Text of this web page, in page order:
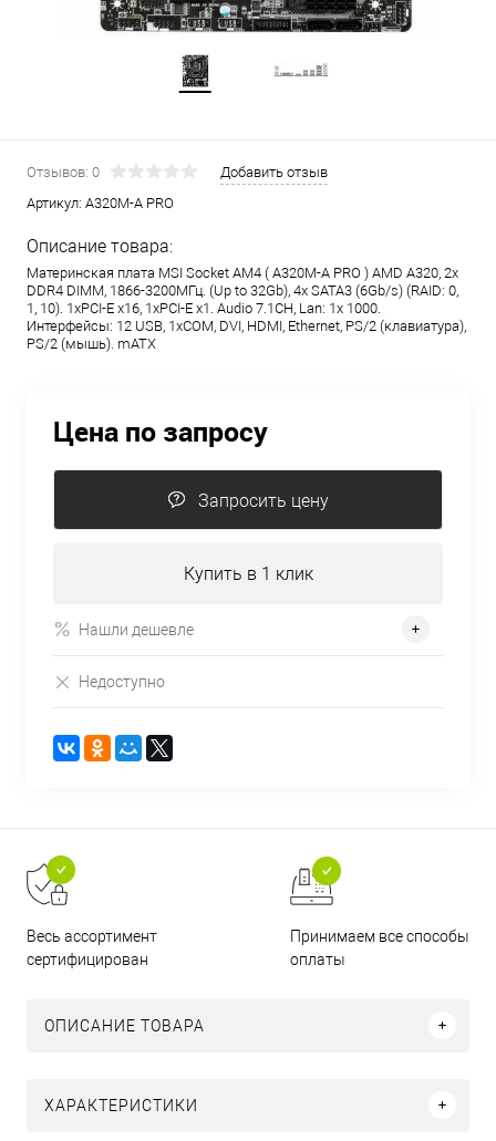
Отзывов: 0
Добавить отзыв
Артикул: A320M-A PRO
Описание товара:
Материнская плата MSI Socket AM4 ( A320M-A PRO ) AMD A320, 2x
DDR4 DIMM, 1866-3200МГц. (Up to 32Gb), 4x SATA3 (6Gb/s) (RAID: 0,
1, 10). 1xPCI-E x16, 1xPCI-E x1. Audio 7.1CH, Lan: 1x 1000.
Интерфейсы: 12 USB, 1xCOM, DVI, HDMI, Ethernet, PS/2 (клавиатура),
PS/2 (мышь). mATX
Цена по запросу
Запросить цену
Купить в 1 клик
Нашли дешевле
Недоступно
Весь ассортимент
сертифицирован
Принимаем все способы
оплаты
ОПИСАНИЕ ТОВАРА
ХАРАКТЕРИСТИКИ